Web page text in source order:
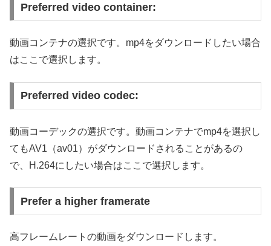
Preferred video container:
動画コンテナの選択です。mp4をダウンロードしたい場合
はここで選択します。
Preferred video codec:
動画コーデックの選択です。動画コンテナでmp4を選択し
てもAV1（av01）がダウンロードされることがあるの
で、H.264にしたい場合はここで選択します。
Prefer a higher framerate
高フレームレートの動画をダウンロードします。